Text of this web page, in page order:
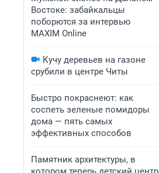
Востоке: забайкальцы
поборются за интервью
MAXIM Online
Кучу деревьев на газоне
срубили в центре Читы
Быстро покраснеют: как
соспеть зеленые помидоры
дома — пять самых
эффективных способов
Памятник архитектуры, в